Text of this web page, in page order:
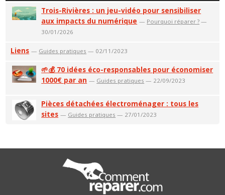
Trois-Rivières : un jeu-vidéo pour sensibiliser
aux impacts du numérique — Pourquoi réparer ? —
30/01/2026
Liens — Guides pratiques — 02/11/2023
🌱💰 70 idées éco-responsables pour économiser
1000€ par an — Guides pratiques — 22/09/2023
Pièces détachées électroménager : tous les
sites — Guides pratiques — 27/01/2023